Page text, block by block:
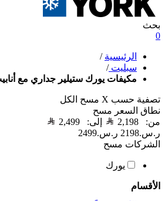
بحث
0
الرئيسية /
سبليت /
مكيفات يورك ستيلير جداري مع
تصفية حسب X مسح الكل
نطاق السعر مسح
من:
إلى:
ر.س.‏2198
ر.س.‏2499
الشركات مسح
يورك
الأقسام